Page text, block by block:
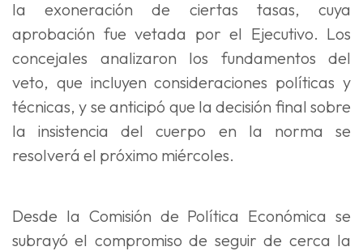
la exoneración de ciertas tasas, cuya
aprobación fue vetada por el Ejecutivo. Los
concejales analizaron los fundamentos del
veto, que incluyen consideraciones políticas y
técnicas, y se anticipó que la decisión final sobre
la insistencia del cuerpo en la norma se
resolverá el próximo miércoles.
Desde la Comisión de Política Económica se
subrayó el compromiso de seguir de cerca la